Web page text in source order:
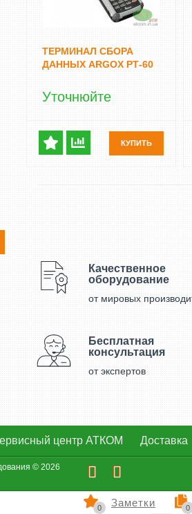
0 Заметки 0
ТЕРМИНАЛ СБОРА
ДАННЫХ ARGOX PТ-60
Уточнюйте
КУПИТЬ
Качественное
оборудование
от мировых
Бесплатная
консультация
от экспертов
центр АТКОМ Доставка
© 2026